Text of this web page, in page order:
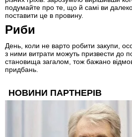
подумайте про те, що й самі ви
поставити це в провину.
Риби
День, коли не варто робити закупи,
з ними витрати можуть призвести до
становища загалом, тож бажано
придбань.